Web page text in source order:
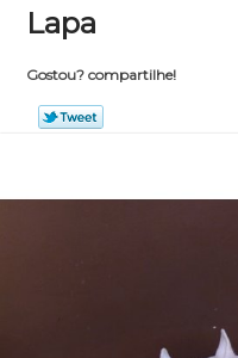
Lapa
Gostou? compartilhe!